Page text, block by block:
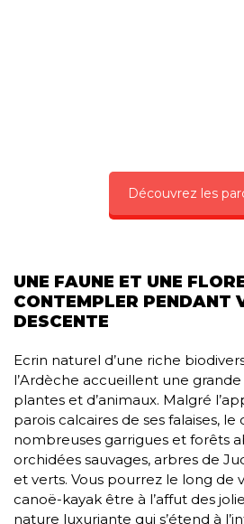
Découvrez les
UNE FAUNE ET UNE
CONTEMPLER PENDANT
DESCENTE
Ecrin naturel d’une riche
l’Ardèche accueillent une
plantes et d’animaux. Malgré
parois calcaires de ses falaises, le
nombreuses garrigues et forêts
orchidées sauvages, arbres de
et verts. Vous pourrez le long de
canoë-kayak être à l’affut des
nature luxuriante qui s’étend à